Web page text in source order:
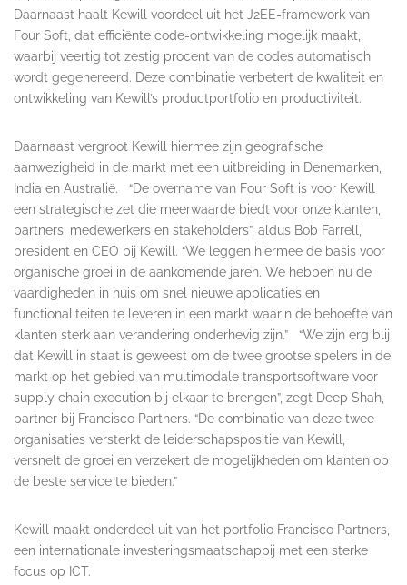
Daarnaast haalt Kewill voordeel uit het J2EE-framework van
Four Soft, dat efficiënte code-ontwikkeling mogelijk maakt,
waarbij veertig tot zestig procent van de codes automatisch
wordt gegenereerd. Deze combinatie verbetert de kwaliteit en
ontwikkeling van Kewill’s productportfolio en productiviteit.
Daarnaast vergroot Kewill hiermee zijn geografische
aanwezigheid in de markt met een uitbreiding in Denemarken,
India en Australië. “De overname van Four Soft is voor Kewill
een strategische zet die meerwaarde biedt voor onze klanten,
partners, medewerkers en stakeholders”, aldus Bob Farrell,
president en CEO bij Kewill. “We leggen hiermee de basis voor
organische groei in de aankomende jaren. We hebben nu de
vaardigheden in huis om snel nieuwe applicaties en
functionaliteiten te leveren in een markt waarin de behoefte van
klanten sterk aan verandering onderhevig zijn.” “We zijn erg blij
dat Kewill in staat is geweest om de twee grootse spelers in de
markt op het gebied van multimodale transportsoftware voor
supply chain execution bij elkaar te brengen”, zegt Deep Shah,
partner bij Francisco Partners. “De combinatie van deze twee
organisaties versterkt de leiderschapspositie van Kewill,
versnelt de groei en verzekert de mogelijkheden om klanten op
de beste service te bieden.”
Kewill maakt onderdeel uit van het portfolio Francisco Partners,
een internationale investeringsmaatschappij met een sterke
focus op ICT.